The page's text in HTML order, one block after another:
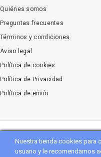
Nuestra tienda cookies para
usuario y le recomendamos
Quiénes somos
Preguntas frecuentes
Términos y condiciones
Aviso legal
Política de cookies
Política de Privacidad
Política de envío
CopyrightVanityflor.es. All